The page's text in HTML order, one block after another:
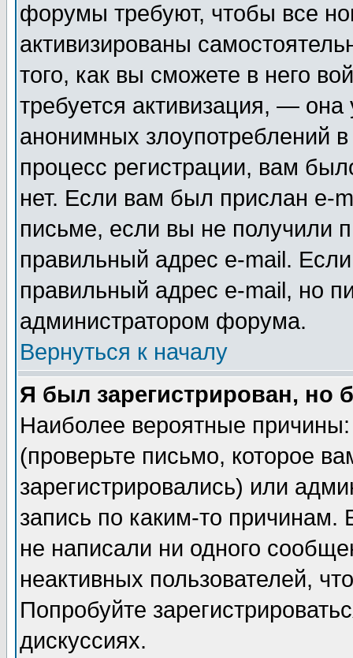
форумы требуют, чтобы все
активизированы
того, как вы сможете в него
требуется активизация, —
анонимных злоупотреблений
процесс регистрации, вам
нет. Если вам был прислан e-
письме, если вы не получили
правильный адрес e-mail.
правильный адрес e-mail, но
администратором форума.
Вернуться к началу
Я был зарегистрирован, но
Наиболее вероятные
(проверьте письмо, которое
зарегистрировались) или
запись по каким-то
не написали ни одного
неактивных пользователей,
Попробуйте
дискуссиях.